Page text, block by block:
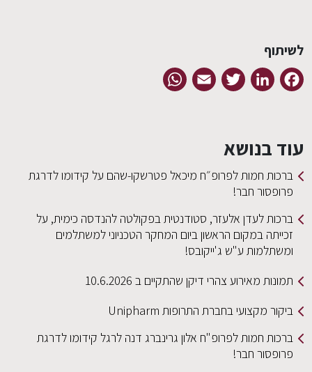
לשיתוף
Facebook
LinkedIn
Twitter
Email
עוד בנושא
ברכות חמות לפרופ״ח מיכאל פטרשקו-שהם על קידומו לדרגת
פרופסור חבר!
ברכות לעדן אלעזר, סטודנטית בפקולטה להנדסה כימית, על
זכייתה במקום הראשון ביום המחקר הטכניוני למשתלמים
ומשתלמות ע"ש ג'ייקובס!
תמונות מאירוע צהרי דיקן שהתקיים ב 10.6.2026
ביקור מקצועי בחברת התרופות Unipharm
ברכות חמות לפרופ"ח אלון גרינברג דנה לרגל קידומו לדרגת
פרופסור חבר!